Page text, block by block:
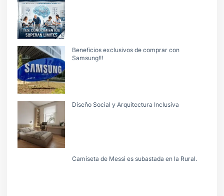
Beneficios exclusivos de comprar con
Samsung!!!
Diseño Social y Arquitectura Inclusiva
Camiseta de Messi es subastada en la Rural.